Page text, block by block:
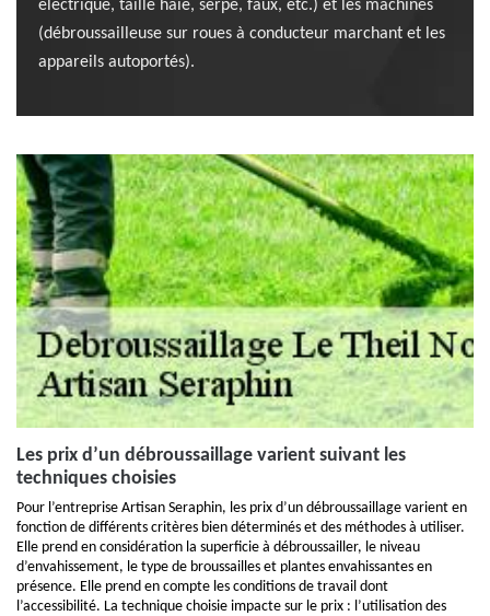
électrique, taille haie, serpe, faux, etc.) et les machines
(débroussailleuse sur roues à conducteur marchant et les
appareils autoportés).
Les prix d’un débroussaillage varient suivant les
techniques choisies
Pour l’entreprise Artisan Seraphin, les prix d’un débroussaillage varient en
fonction de différents critères bien déterminés et des méthodes à utiliser.
Elle prend en considération la superficie à débroussailler, le niveau
d’envahissement, le type de broussailles et plantes envahissantes en
présence. Elle prend en compte les conditions de travail dont
l’accessibilité. La technique choisie impacte sur le prix : l’utilisation des